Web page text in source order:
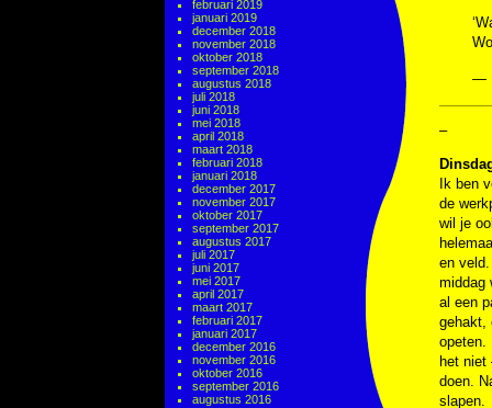
februari 2019
januari 2019
december 2018
november 2018
oktober 2018
september 2018
augustus 2018
juli 2018
juni 2018
mei 2018
april 2018
maart 2018
februari 2018
januari 2018
december 2017
november 2017
oktober 2017
september 2017
augustus 2017
juli 2017
juni 2017
mei 2017
april 2017
maart 2017
februari 2017
januari 2017
december 2016
november 2016
oktober 2016
september 2016
augustus 2016
—
–
Ik ben
de
wil je
en
middag
al een
gehakt,
opeten.
het
doen.
slapen.